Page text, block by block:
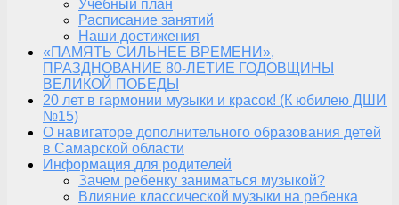
Учебный план
Расписание занятий
Наши достижения
«ПАМЯТЬ СИЛЬНЕЕ ВРЕМЕНИ»,
ПРАЗДНОВАНИЕ 80-ЛЕТИЕ ГОДОВЩИНЫ
ВЕЛИКОЙ ПОБЕДЫ
20 лет в гармонии музыки и красок! (К юбилею ДШИ
№15)
О навигаторе дополнительного образования детей
в Самарской области
Информация для родителей
Зачем ребенку заниматься музыкой?
Влияние классической музыки на ребенка